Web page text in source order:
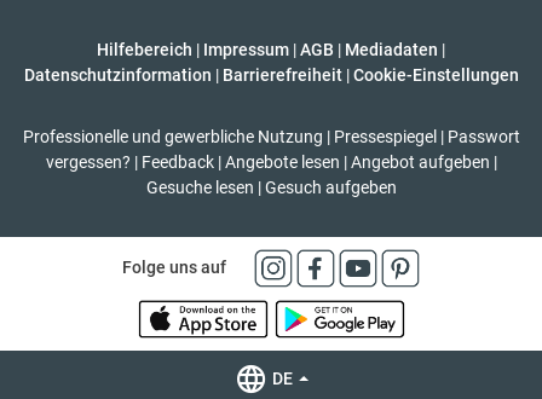
Hilfebereich | Impressum |AGB | Mediadaten |
Datenschutzinformation | Barrierefreiheit | Cookie-Einstellungen
Professionelle und gewerbliche Nutzung | Pressespiegel | Passwort
vergessen? | Feedback | Angebote lesen | Angebot aufgeben |
Gesuche lesen | Gesuch aufgeben
Folge uns auf
DE